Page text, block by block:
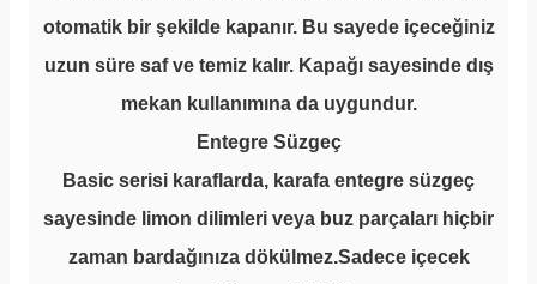
otomatik bir şekilde kapanır. Bu sayede içeceğiniz
uzun süre saf ve temiz kalır. Kapağı sayesinde dış
mekan kullanımına da uygundur.
Entegre Süzgeç
Basic serisi karaflarda, karafa entegre süzgeç
sayesinde limon dilimleri veya buz parçaları hiçbir
zaman bardağınıza dökülmez.Sadece içecek